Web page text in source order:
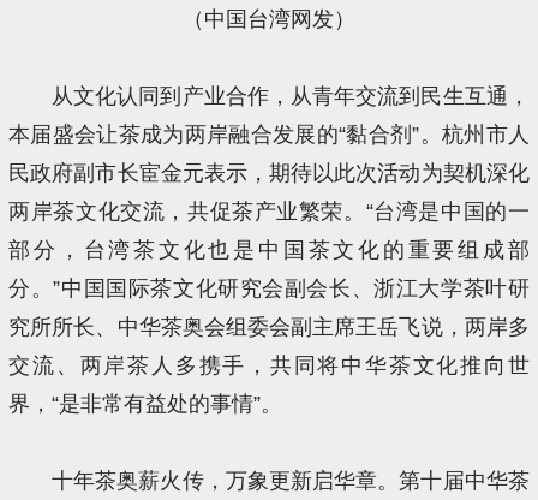
（中国台湾网发）
从文化认同到产业合作，从青年交流到民生互通，
本届盛会让茶成为两岸融合发展的“黏合剂”。杭州市人
民政府副市长宦金元表示，期待以此次活动为契机深化
两岸茶文化交流，共促茶产业繁荣。“台湾是中国的一
部分，台湾茶文化也是中国茶文化的重要组成部
分。”中国国际茶文化研究会副会长、浙江大学茶叶研
究所所长、中华茶奥会组委会副主席王岳飞说，两岸多
交流、两岸茶人多携手，共同将中华茶文化推向世
界，“是非常有益处的事情”。
十年茶奥薪火传，万象更新启华章。第十届中华茶